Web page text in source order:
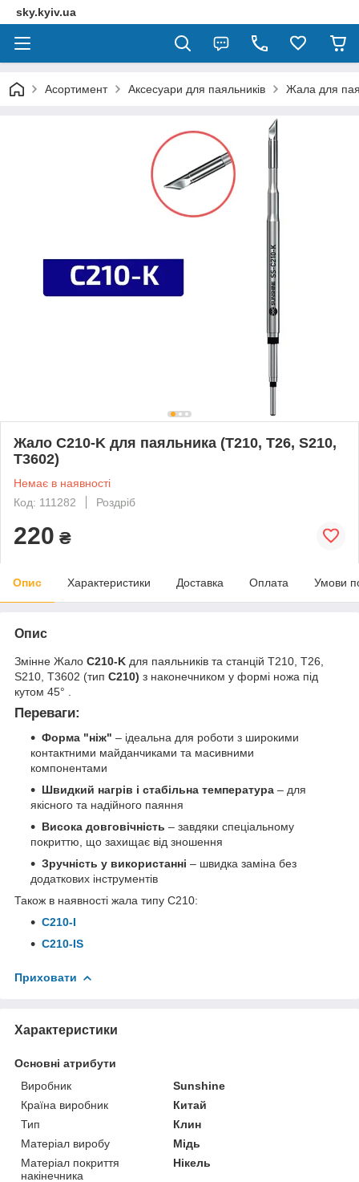
sky.kyiv.ua
Асортимент Аксесуари для паяльників Жала для
Жало С210-K для паяльника (T210, T26, S210,
T3602)
Немає в наявності
Код: 111282
Роздріб
220 ₴
Опис Характеристики Доставка Оплата Умови
Опис
Змінне Жало С210-K для паяльників та станцій T210, T26,
S210, T3602 (тип C210) з наконечником у формі ножа під
кутом 45° .
Переваги:
Форма "ніж" – ідеальна для роботи з широкими
контактними майданчиками та масивними
компонентами
Швидкий нагрів і стабільна температура – для
якісного та надійного паяння
Висока довговічність – завдяки спеціальному
покриттю, що захищає від зношення
Зручність у використанні – швидка заміна без
додаткових інструментів
Також в наявності жала типу С210:
С210-I
С210-IS
Приховати
Характеристики
Основні атрибути
Виробник
Sunshine
Країна виробник
Китай
Тип
Клин
Матеріал виробу
Мідь
Матеріал покриття
накінечника
Нікель